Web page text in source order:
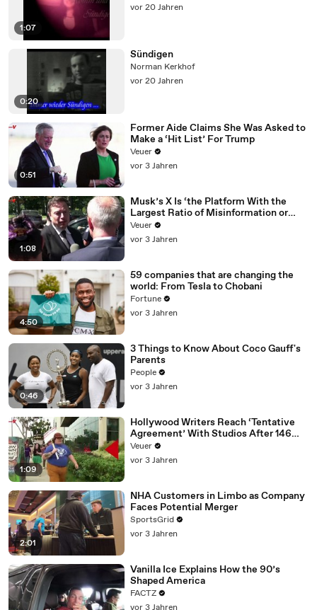
1:07
vor 20 Jahren
0:20
Sündigen
Norman Kerkhof
vor 20 Jahren
0:51
Former Aide Claims She Was Asked to
Make a ‘Hit List’ For Trump
Veuer
vor 3 Jahren
1:08
Musk’s X Is ‘the Platform With the
Largest Ratio of Misinformation or
Disinformation’ Amongst All Social
Media Platforms
Veuer
vor 3 Jahren
4:50
59 companies that are changing the
world: From Tesla to Chobani
Fortune
vor 3 Jahren
0:46
3 Things to Know About Coco Gauff's
Parents
People
vor 3 Jahren
1:09
Hollywood Writers Reach ‘Tentative
Agreement’ With Studios After 146
Day Strike
Veuer
vor 3 Jahren
2:01
NHA Customers in Limbo as Company
Faces Potential Merger
SportsGrid
vor 3 Jahren
Vanilla Ice Explains How the 90’s
Shaped America
FACTZ